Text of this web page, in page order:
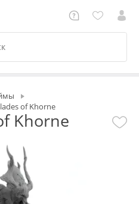
of Khorne
Khorne